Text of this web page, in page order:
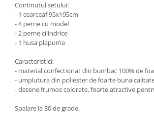
Continutul setului:
- 1 cearceaf 95x195cm
- 4 perne cu model
- 2 perne cilindrice
- 1 husa plapuma
Caracteristici:
- material confectionat din bumbac 100% de
- umplutura din poliester de foarte buna
- desene frumos colorate, foarte atractive
Spalare la 30 de grade.